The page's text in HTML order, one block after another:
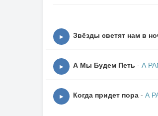
▶ Звёзды светят нам в
▶ А Мы Будем Петь - А
▶ Когда придет пора - А